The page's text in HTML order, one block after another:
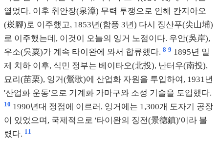
열었다. 이후 취안장(泉漳) 무력 투쟁으로 인해 칸지아오
(崁腳)로 이주했고, 1853년(함풍 3년) 다시 징산푸(尖山埔)
로 이주했는데, 이것이 오늘의 잉거 노점이다. 우안(吳岸),
우소(吳粟)가 계속 타이완에 와서 합류했다. 8 9 1895년 일
제 치하 이후, 식민 정부는 베이타오(北投), 난터우(南投),
묘리(苗栗), 잉거(鶯歌)에 산업화 자원을 투입하여, 1931년
'산업화 운동'으로 기계화 가마구와 소성 기술을 도입했다.
10 1990년대 정점에 이르러, 잉거에는 1,300개 도자기 공장
이 있었으며, 국제적으로 '타이완의 징전(景德鎮)'이라 불
렸다. 11